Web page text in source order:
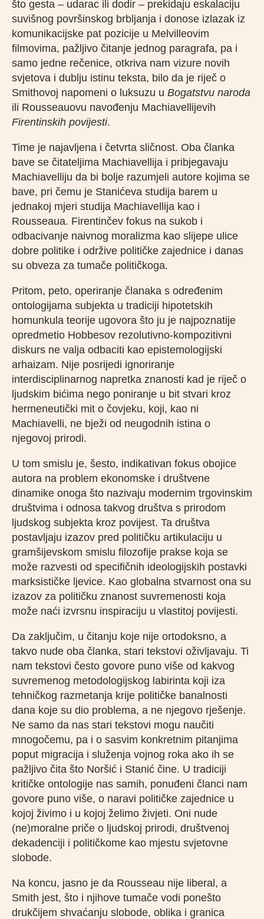
što gesta – udarac ili dodir – prekidaju eskalaciju
suvišnog površinskog brbljanja i donose izlazak iz
komunikacijske pat pozicije u Melvilleovim
filmovima, pažljivo čitanje jednog paragrafa, pa i
samo jedne rečenice, otkriva nam vizure novih
svjetova i dublju istinu teksta, bilo da je riječ o
Smithovoj napomeni o luksuzu u Bogatstvu naroda
ili Rousseauovu navođenju Machiavellijevih
Firentinskih povijesti.
Time je najavljena i četvrta sličnost. Oba članka
bave se čitateljima Machiavellija i pribjegavaju
Machiavelliju da bi bolje razumjeli autore kojima se
bave, pri čemu je Stanićeva studija barem u
jednakoj mjeri studija Machiavellija kao i
Rousseaua. Firentinčev fokus na sukob i
odbacivanje naivnog moralizma kao slijepe ulice
dobre politike i održive političke zajednice i danas
su obveza za tumače političkoga.
Pritom, peto, operiranje članaka s određenim
ontologijama subjekta u tradiciji hipotetskih
homunkula teorije ugovora što ju je najpoznatije
opredmetio Hobbesov rezolutivno-kompozitivni
diskurs ne valja odbaciti kao epistemologijski
arhaizam. Nije posrijedi ignoriranje
interdisciplinarnog napretka znanosti kad je riječ o
ljudskim bićima nego poniranje u bit stvari kroz
hermeneutički mit o čovjeku, koji, kao ni
Machiavelli, ne bježi od neugodnih istina o
njegovoj prirodi.
U tom smislu je, šesto, indikativan fokus obojice
autora na problem ekonomske i društvene
dinamike onoga što nazivaju modernim trgovinskim
društvima i odnosa takvog društva s prirodom
ljudskog subjekta kroz povijest. Ta društva
postavljaju izazov pred političku artikulaciju u
gramšijevskom smislu filozofije prakse koja se
može razvesti od specifičnih ideologijskih postavki
marksističke ljevice. Kao globalna stvarnost ona su
izazov za političku znanost suvremenosti koja
može naći izvrsnu inspiraciju u vlastitoj povijesti.
Da zaključim, u čitanju koje nije ortodoksno, a
takvo nude oba članka, stari tekstovi oživljavaju. Ti
nam tekstovi često govore puno više od kakvog
suvremenog metodologijskog labirinta koji iza
tehničkog razmetanja krije političke banalnosti
dana koje su dio problema, a ne njegovo rješenje.
Ne samo da nas stari tekstovi mogu naučiti
mnogočemu, pa i o sasvim konkretnim pitanjima
poput migracija i služenja vojnog roka ako ih se
pažljivo čita što Noršić i Stanić čine. U tradiciji
kritičke ontologije nas samih, ponuđeni članci nam
govore puno više, o naravi političke zajednice u
kojoj živimo i u kojoj želimo živjeti. Oni nude
(ne)moralne priče o ljudskoj prirodi, društvenoj
dekadenciji i političkome kao mjestu svjetovne
slobode.
Na koncu, jasno je da Rousseau nije liberal, a
Smith jest, što i njihove tumače vodi ponešto
drukčijem shvaćanju slobode, oblika i granica